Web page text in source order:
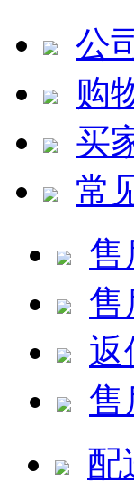
公
购
买
常
售
售
返
售
配